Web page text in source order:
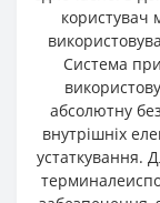
користувач
Система
абсолютну
внутрішніх
устаткування.